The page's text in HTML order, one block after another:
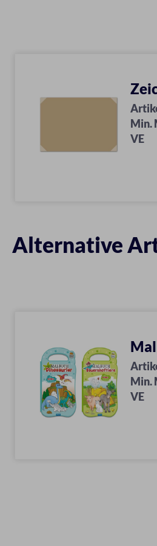
Min.
VE
Alternative
Min.
VE